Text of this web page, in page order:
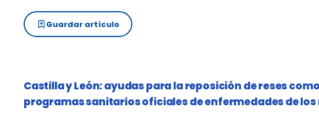
Guardar artículo
Castilla y León: ayudas para la reposición de reses
programas sanitarios oficiales de enfermedades de